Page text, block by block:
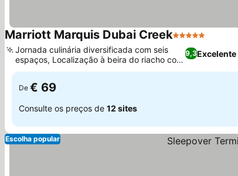
Marriott Marquis Dubai Creek5 Estrelas
9,3Excelente
Jornada culinária diversificada com seis
espaços, Localização à beira do riacho com
vistas da cidade
De € 69
Consulte os preços de 12 sites
Escolha popular